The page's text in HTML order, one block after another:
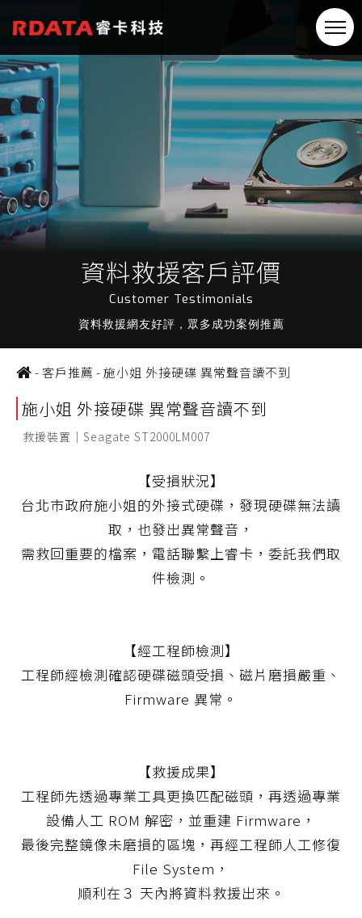
資料救援客戶評價
Customer Testimonials
資料救援網友好評，眾多成功案例推薦
-客戶推薦 -施小姐 外接硬碟 異常聲音讀不到
施小姐 外接硬碟 異常聲音讀不到
救援裝置｜Seagate ST2000LM007
【受損狀況】
台北市政府施小姐的外接式硬碟，發現硬碟無法讀
取，也發出異常聲音，
需救回重要的檔案，電話聯繫上睿卡，委託我們取
件檢測。
【經工程師檢測】
工程師經檢測確認硬碟磁頭受損、磁片磨損嚴重、
Firmware 異常。
【救援成果】
工程師先透過專業工具更換匹配磁頭，再透過專業
設備人工 ROM 解密，並重建 Firmware，
最後完整鏡像未磨損的區塊，再經工程師人工修復
File System，
順利在３ 天內將資料救援出來。